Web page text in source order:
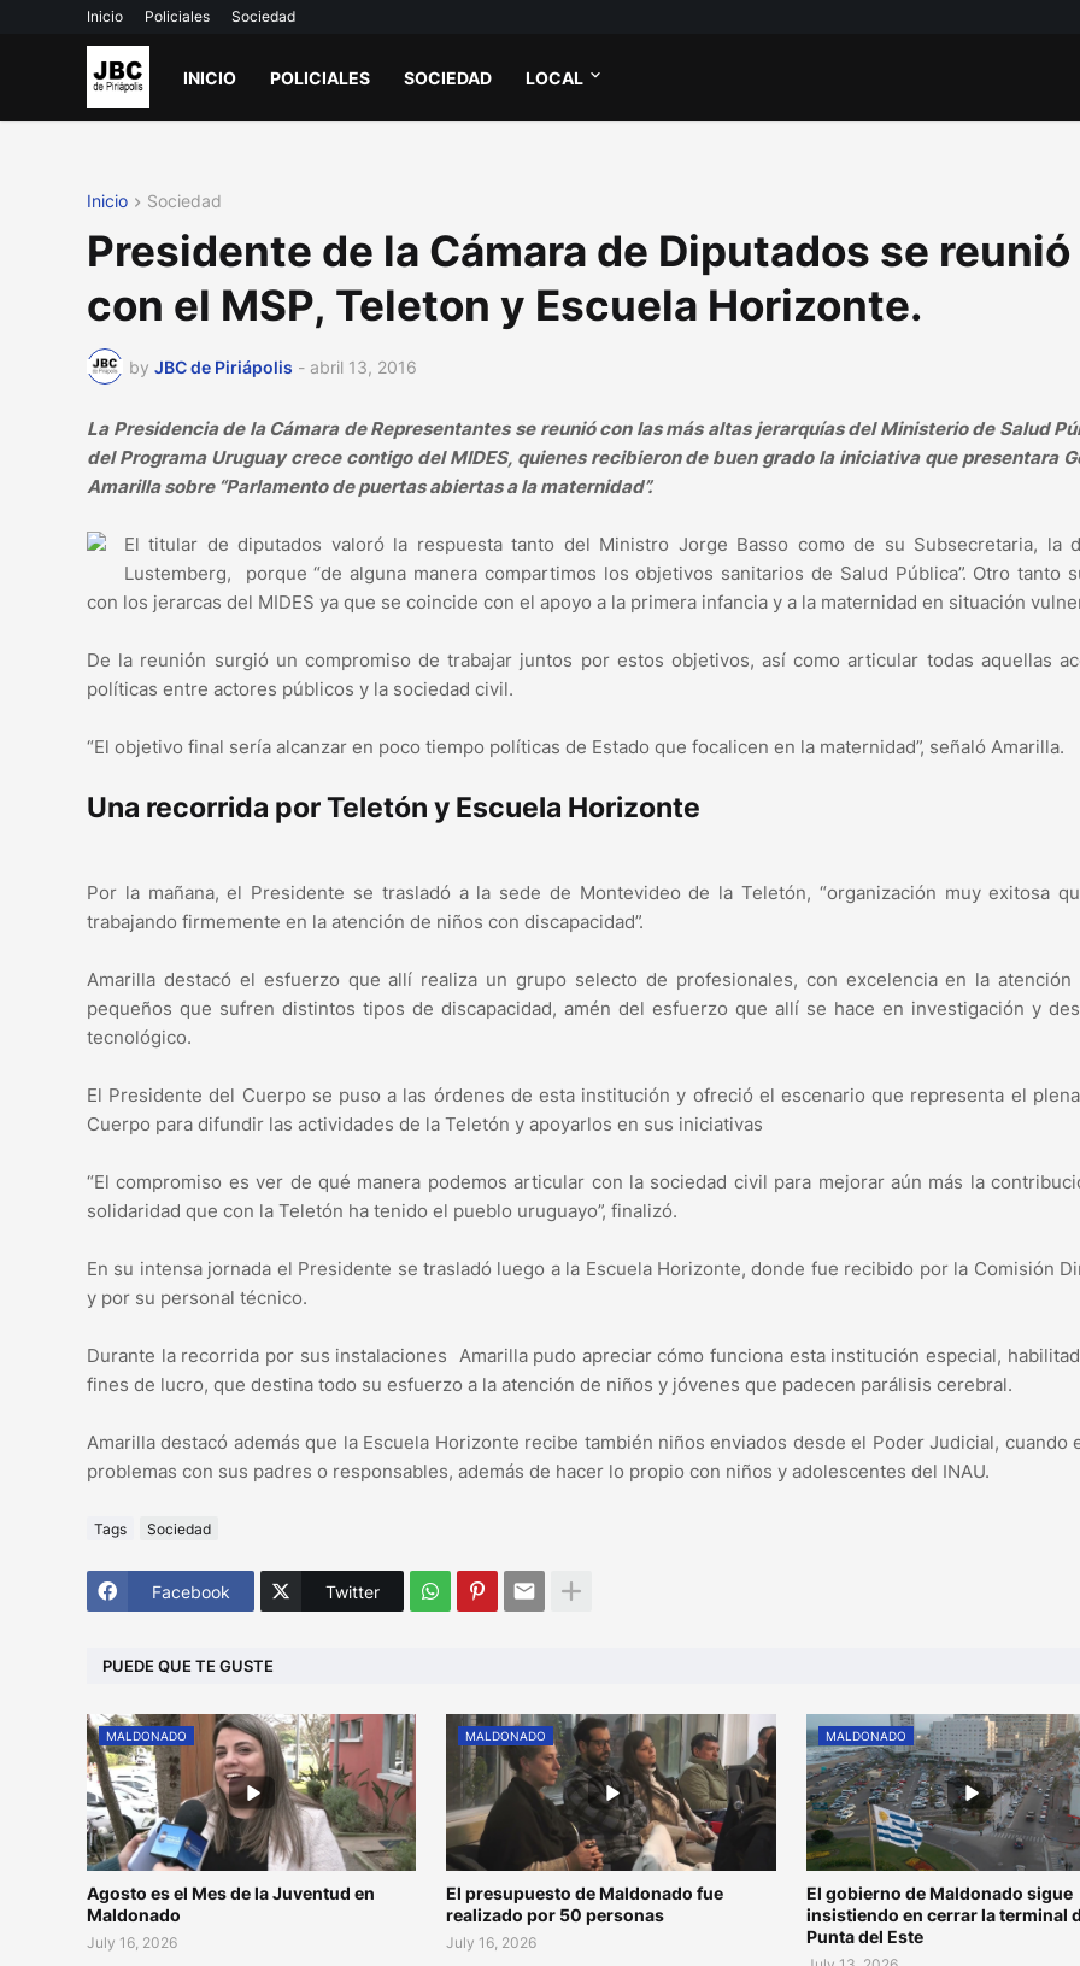
Inicio Policiales Sociedad
INICIO POLICIALES SOCIEDAD LOCAL
Inicio Sociedad
Presidente de la Cámara de Diputados se reunió
con el MSP, Teleton y Escuela Horizonte.
by JBC de Piriápolis - abril 13, 2016
La Presidencia de la Cámara de Representantes se reunió con las más altas jerarquías del Ministerio de Salud
del Programa Uruguay crece contigo del MIDES, quienes recibieron de buen grado la iniciativa que presentara
Amarilla sobre “Parlamento de puertas abiertas a la maternidad”.
El titular de diputados valoró la respuesta tanto del Ministro Jorge Basso como de su Subsecretaria, la
Lustemberg, porque “de alguna manera compartimos los objetivos sanitarios de Salud Pública”. Otro tanto
con los jerarcas del MIDES ya que se coincide con el apoyo a la primera infancia y a la maternidad en situación
De la reunión surgió un compromiso de trabajar juntos por estos objetivos, así como articular todas aquellas
políticas entre actores públicos y la sociedad civil.
“El objetivo final sería alcanzar en poco tiempo políticas de Estado que focalicen en la maternidad”, señaló Amarilla.
Una recorrida por Teletón y Escuela Horizonte
Por la mañana, el Presidente se trasladó a la sede de Montevideo de la Teletón, “organización muy exitosa
trabajando firmemente en la atención de niños con discapacidad”.
Amarilla destacó el esfuerzo que allí realiza un grupo selecto de profesionales, con excelencia en la atención
pequeños que sufren distintos tipos de discapacidad, amén del esfuerzo que allí se hace en investigación y
tecnológico.
El Presidente del Cuerpo se puso a las órdenes de esta institución y ofreció el escenario que representa el
Cuerpo para difundir las actividades de la Teletón y apoyarlos en sus iniciativas
“El compromiso es ver de qué manera podemos articular con la sociedad civil para mejorar aún más la
solidaridad que con la Teletón ha tenido el pueblo uruguayo”, finalizó.
En su intensa jornada el Presidente se trasladó luego a la Escuela Horizonte, donde fue recibido por la Comisión
y por su personal técnico.
Durante la recorrida por sus instalaciones Amarilla pudo apreciar cómo funciona esta institución especial,
fines de lucro, que destina todo su esfuerzo a la atención de niños y jóvenes que padecen parálisis cerebral.
Amarilla destacó además que la Escuela Horizonte recibe también niños enviados desde el Poder Judicial, cuando
problemas con sus padres o responsables, además de hacer lo propio con niños y adolescentes del INAU.
Tags Sociedad
Facebook Twitter
PUEDE QUE TE GUSTE
MALDONADO
Agosto es el Mes de la Juventud en
Maldonado
July 16, 2026
MALDONADO
El presupuesto de Maldonado fue
realizado por 50 personas
July 16, 2026
MALDONADO
El gobierno de Maldonado sigue
insistiendo en cerrar la terminal
Punta del Este